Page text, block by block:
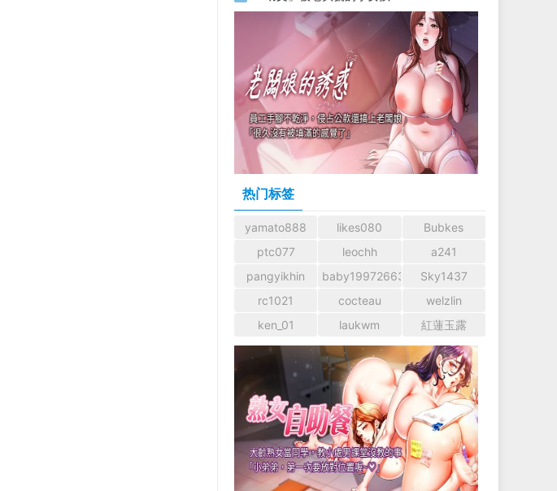
热门标签
yamato888 likes080
Bubkes
ptc077
leochh
a241
pangyikhin
baby1997266366
Sky1437
rc1021
cocteau
welzlin
ken_01
laukwm 紅蓮玉露